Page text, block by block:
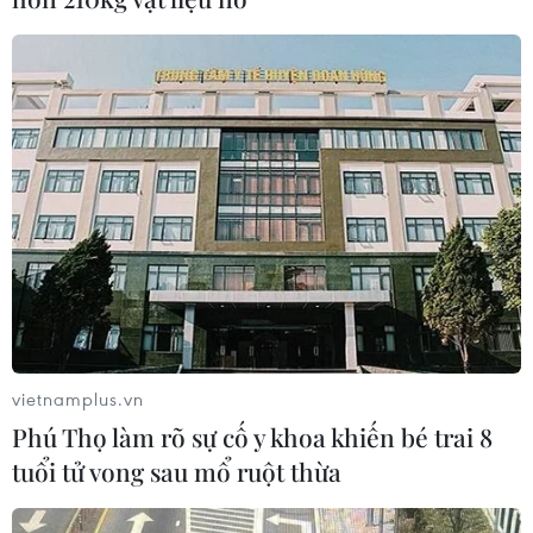
điều trị bệnh Alzheimer
Đồng Tháp: Cấy mô mở hướng nâng
tầm ngành hàng hoa cảnh Sa Đéc
16/07/2026 01:20
Đột phá dùng ánh sáng "đánh thức"
tế bào ung thư ngủ đông
Australia thử nghiệm liệu pháp tế
bào gốc mới điều trị bệnh Parkinson
vietnamplus.vn
Phú Thọ làm rõ sự cố y khoa khiến bé trai 8
tuổi tử vong sau mổ ruột thừa